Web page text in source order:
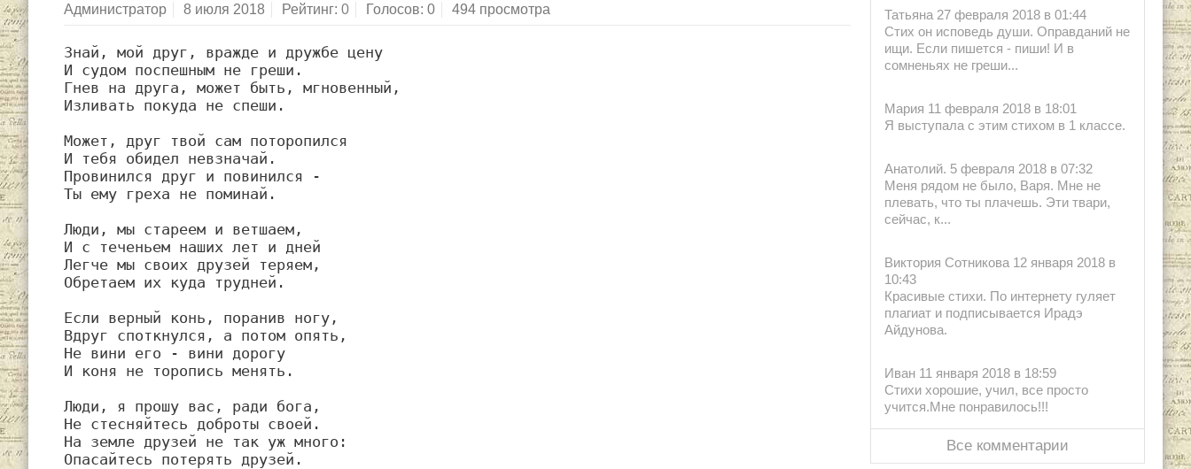
Администратор 8 июля 2018 Рейтинг: 0 Голосов: 0 494 просмотра
Знай, мой друг, вражде и дружбе цену
И судом поспешным не греши.
Гнев на друга, может быть, мгновенный,
Изливать покуда не спеши.
Может, друг твой сам поторопился
И тебя обидел невзначай.
Провинился друг и повинился -
Ты ему греха не поминай.
Люди, мы стареем и ветшаем,
И с теченьем наших лет и дней
Легче мы своих друзей теряем,
Обретаем их куда трудней.
Если верный конь, поранив ногу,
Вдруг споткнулся, а потом опять,
Не вини его - вини дорогу
И коня не торопись менять.
Люди, я прошу вас, ради бога,
Не стесняйтесь доброты своей.
На земле друзей не так уж много:
Опасайтесь потерять друзей.
Татьяна 27 февраля 2018 в 01:44
Стих он исповедь души. Оправданий не
ищи. Если пишется - пиши! И в
сомненьях не греши...
Мария 11 февраля 2018 в 18:01
Я выступала с этим стихом в 1 классе.
Анатолий. 5 февраля 2018 в 07:32
Меня рядом не было, Варя. Мне не
плевать, что ты плачешь. Эти твари,
сейчас, к...
Виктория Сотникова 12 января 2018 в
10:43
Красивые стихи. По интернету гуляет
плагиат и подписывается Ирадэ
Айдунова.
Иван 11 января 2018 в 18:59
Стихи хорошие, учил, все просто
учится.Мне понравилось!!!
Все комментарии